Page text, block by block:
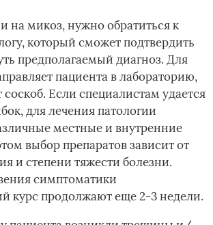
на микоз, нужно обратиться к
который сможет подтвердить
предполагаемый диагноз. Для
пациента в лабораторию,
соскоб. Если специалистам удается
для лечения патологии
местные и внутренние
выбор препаратов зависит от
и степени тяжести болезни.
симптоматики
курс продолжают еще 2-3 недели.